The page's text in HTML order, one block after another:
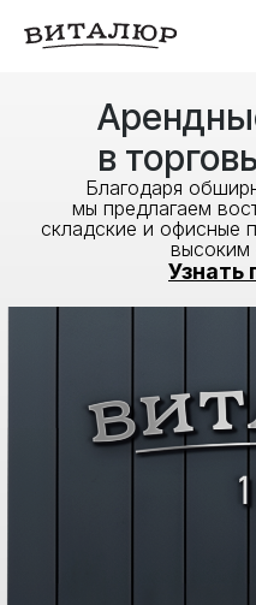
в
Благодаря
мы предлагаем
складские и офисные
высоким
Узнать